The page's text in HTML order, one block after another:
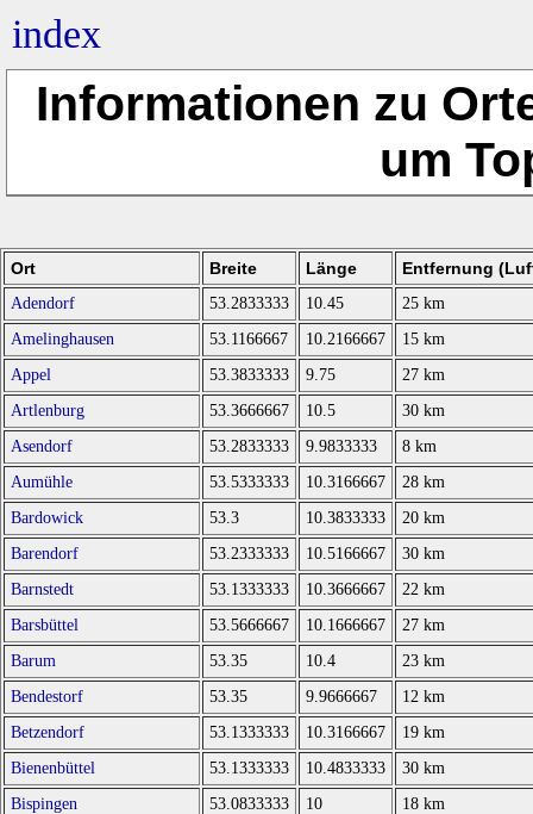
index
Informationen zu
um
Ort Breite Länge Entfernung
Adendorf 53.2833333 10.45
25 km
Amelinghausen
53.1166667 10.2166667
15 km
Appel
53.3833333 9.75
27 km
Artlenburg
53.3666667 10.5
30 km
Asendorf
53.2833333 9.9833333
8 km
Aumühle
53.5333333 10.3166667
28 km
Bardowick
53.3 10.3833333
20 km
Barendorf
53.2333333 10.5166667
30 km
Barnstedt
53.1333333 10.3666667
22 km
Barsbüttel
53.5666667 10.1666667
27 km
Barum
53.35 10.4
23 km
Bendestorf
53.35 9.9666667
12 km
Betzendorf
53.1333333 10.3166667
19 km
Bienenbüttel
53.1333333 10.4833333
30 km
Bispingen
53.0833333 10
18 km